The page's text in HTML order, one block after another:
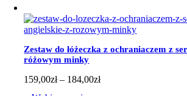
184,00zł
Zestaw do łóżeczka z ochraniaczem z
różowym minky
159,00zł – 184,00złZakres